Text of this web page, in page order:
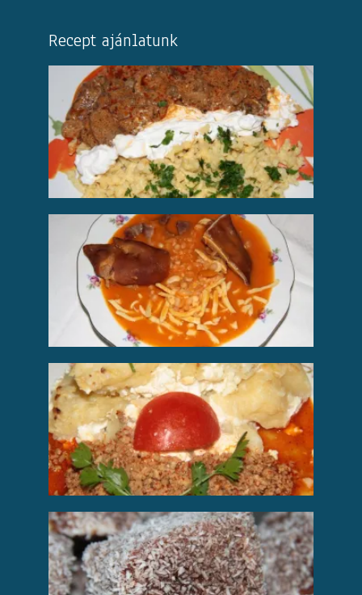
Recept ajánlatunk